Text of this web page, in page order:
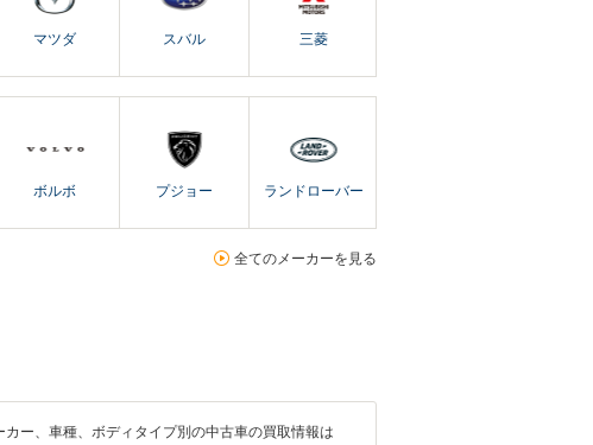
マツダ スバル 三菱
ボルボ プジョー ランドローバー
全てのメーカーを見る
ー、車種、ボディタイプ別の中古車の買取情報は